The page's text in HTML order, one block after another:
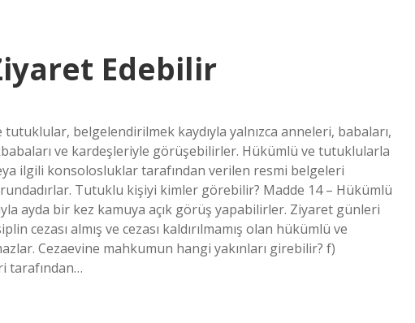
Edebilir
belgelendirilmek kaydıyla yalnızca anneleri, babaları,
ve kardeşleriyle görüşebilirler. Hükümlü ve tutuklularla
ilgili konsolosluklar tarafından verilen resmi belgeleri
Tutuklu kişiyi kimler görebilir? Madde 14 – Hükümlü
ayda bir kez kamuya açık görüş yapabilirler. Ziyaret günleri
cezası almış ve cezası kaldırılmamış olan hükümlü ve
Cezaevine mahkumun hangi yakınları girebilir? f)
tarafından…